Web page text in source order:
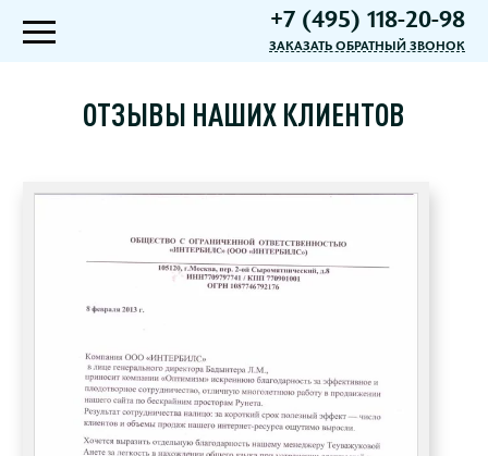
+7 (495) 118-20-98
ЗАКАЗАТЬ ОБРАТНЫЙ ЗВОНОК
ОТЗЫВЫ НАШИХ КЛИЕНТОВ